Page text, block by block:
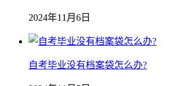
2024年11月6日
自考毕业没有档案袋怎么办?